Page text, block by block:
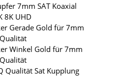
7mm SAT Koaxial
8K UHD
Gerade Gold für 7mm
Winkel Gold für 7mm
Qualität Sat Kupplung